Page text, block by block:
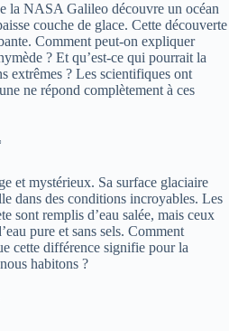
la NASA Galileo découvre un océan
couche de glace. Cette découverte
Comment peut-on expliquer
? Et qu’est-ce qui pourrait la
extrêmes ? Les scientifiques ont
ne répond complètement à ces
et mystérieux. Sa surface glaciaire
dans des conditions incroyables. Les
sont remplis d’eau salée, mais ceux
pure et sans sels. Comment
cette différence signifie pour la
habitons ?